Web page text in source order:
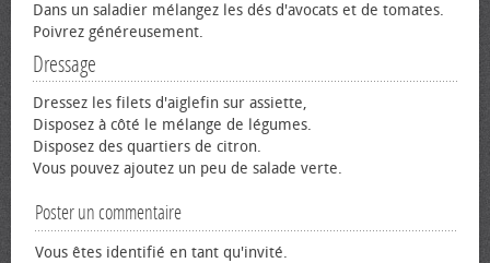
Dans un saladier mélangez les dés d'avocats et de tomates.
Poivrez généreusement.
Dressage
Dressez les filets d'aiglefin sur assiette,
Disposez à côté le mélange de légumes.
Disposez des quartiers de citron.
Vous pouvez ajoutez un peu de salade verte.
Poster un commentaire
Vous êtes identifié en tant qu'invité.